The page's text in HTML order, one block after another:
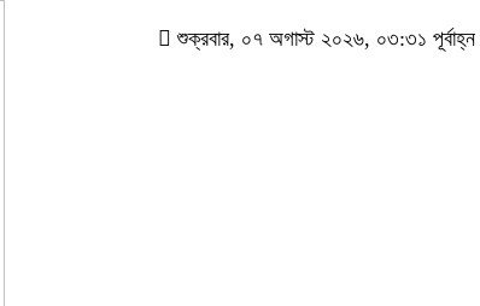
শুক্রবার, ০৭ অগাস্ট ২০২৬, ০৩:৩১ পূর্বাহ্ন